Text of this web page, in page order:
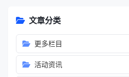
文章分类
更多栏目
活动资讯